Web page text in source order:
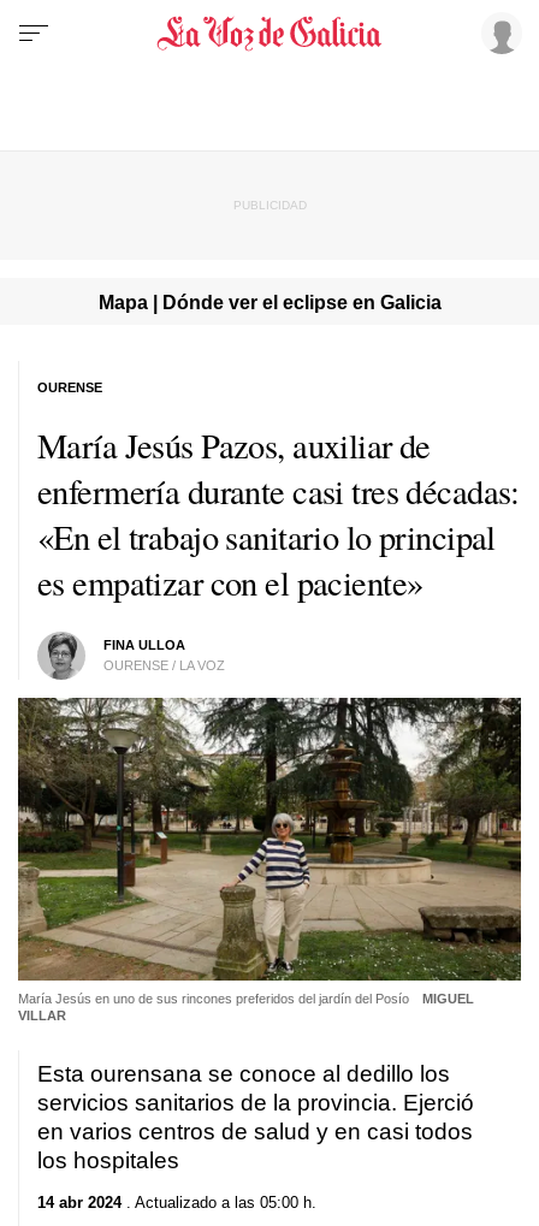
Mapa | Dónde ver el eclipse en Galicia
María Jesús Pazos, auxiliar de
enfermería durante casi tres décadas:
«En el trabajo sanitario lo principal
es empatizar con el paciente»
FINA ULLOA
OURENSE / LA VOZ
OURENSE
María Jesús en uno de sus rincones preferidos del jardín del Posío
MIGUEL
VILLAR
Esta ourensana se conoce al dedillo los
servicios sanitarios de la provincia. Ejerció
en varios centros de salud y en casi todos
los hospitales
14 abr 2024. Actualizado a las 05:00 h.